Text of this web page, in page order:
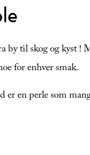
by til skog og kyst
for enhver smak.
en perle som